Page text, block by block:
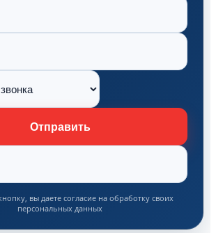
Отправить
вы даете согласие на обработку своих
персональных данных